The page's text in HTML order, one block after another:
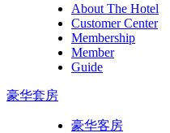
About The Hotel
Customer Center
Membership
Member
Guide
豪华套房
豪华客房